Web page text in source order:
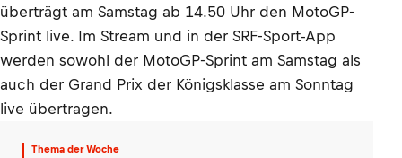
überträgt am Samstag ab 14.50 Uhr den MotoGP-
Sprint live. Im Stream und in der SRF-Sport-App
werden sowohl der MotoGP-Sprint am Samstag als
auch der Grand Prix der Königsklasse am Sonntag
live übertragen.
Thema der Woche